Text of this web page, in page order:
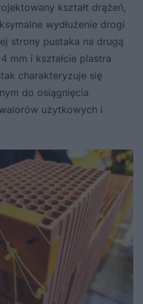
kształt drążeń,
wydłużenie drogi
strony pustaka na drugą
mm i kształcie plastra
charakteryzuje się
do osiągnięcia
użytkowych i